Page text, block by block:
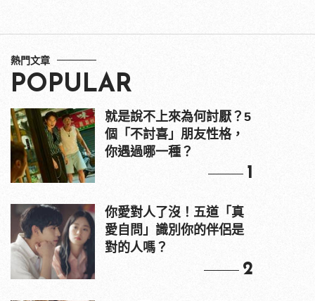
熱門文章
POPULAR
就是說不上來為何討厭？5
個「不討喜」朋友性格，
你遇過哪一種？
1
你愛對人了沒！五道「真
愛自問」識別你的伴侶是
對的人嗎？
2